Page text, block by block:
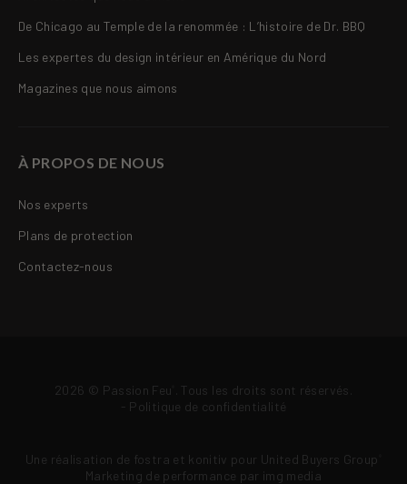
De Chicago au Temple de la renommée : L’histoire de Dr. BBQ
Les expertes du design intérieur en Amérique du Nord
Magazines que nous aimons
À PROPOS DE NOUS
Nos experts
Plans de protection
Contactez-nous
2026 © Passion Feu
. Tous les droits sont réservés.
- Politique de confidentialité
Une réalisation de fostra et konitiv pour United Buyers Group
Marketing de performance par img media